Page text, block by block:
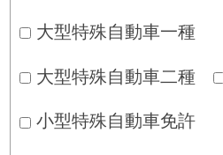
大型特殊自動車一種
大型特殊自動車二種
小型特殊自動車免許